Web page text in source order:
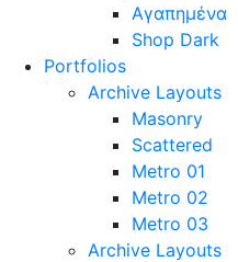
Αγαπημένα
Shop Dark
Portfolios
Archive Layouts
Masonry
Scattered
Metro 01
Metro 02
Metro 03
Archive Layouts